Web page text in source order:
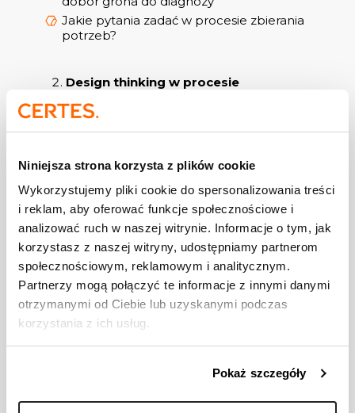
Niniejsza strona korzysta z plików cookie
Wykorzystujemy pliki cookie do spersonalizowania treści
i reklam, aby oferować funkcje społecznościowe i
analizować ruch w naszej witrynie. Informacje o tym, jak
korzystasz z naszej witryny, udostępniamy partnerom
społecznościowym, reklamowym i analitycznym.
Partnerzy mogą połączyć te informacje z innymi danymi
otrzymanymi od Ciebie lub uzyskanymi podczas
korzystania z ich usług.
Pokaż szczegóły
Jakie pytania zadać w procesie zbierania
potrzeb?
Design thinking w procesie
tworzenie persony,
diagnoza potrzeb,
generowanie rozwiązań
Jawne i ukryte potrzeby odbiorców,
uczestników
Czym są potrzeby jawne?